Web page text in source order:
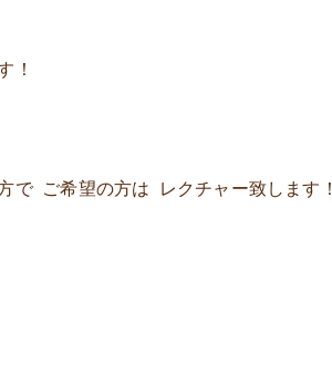
！
で ご希望の方は レクチャー致します！